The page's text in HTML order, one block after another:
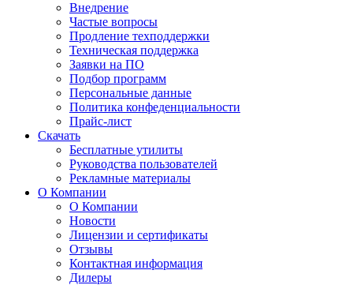
Внедрение
Частые вопросы
Продление техподдержки
Техническая поддержка
Заявки на ПО
Подбор программ
Персональные данные
Политика конфеденциальности
Прайс-лист
Скачать
Бесплатные утилиты
Руководства пользователей
Рекламные материалы
О Компании
О Компании
Новости
Лицензии и сертификаты
Отзывы
Контактная информация
Дилеры